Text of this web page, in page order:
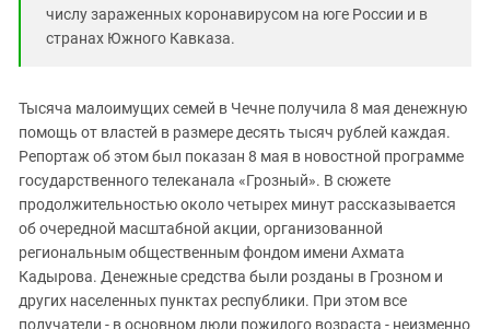
числу зараженных коронавирусом на юге России и в
странах Южного Кавказа.
Тысяча малоимущих семей в Чечне получила 8 мая денежную
помощь от властей в размере десять тысяч рублей каждая.
Репортаж об этом был показан 8 мая в новостной программе
государственного телеканала «Грозный». В сюжете
продолжительностью около четырех минут рассказывается
об очередной масштабной акции, организованной
региональным общественным фондом имени Ахмата
Кадырова. Денежные средства были розданы в Грозном и
других населенных пунктах республики. При этом все
получатели - в основном люди пожилого возраста - неизменно